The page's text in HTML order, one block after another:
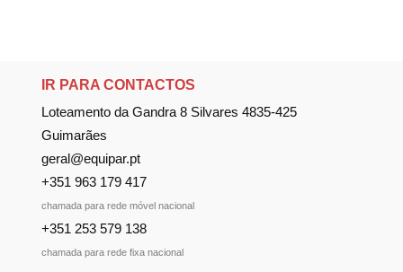
IR PARA CONTACTOS
Loteamento da Gandra 8 Silvares 4835-425
Guimarães
geral@equipar.pt
+351 963 179 417
chamada para rede móvel nacional
+351 253 579 138
chamada para rede fixa nacional